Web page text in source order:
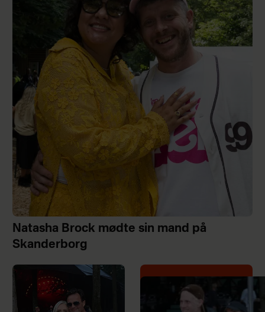
Natasha Brock mødte sin mand på
Skanderborg